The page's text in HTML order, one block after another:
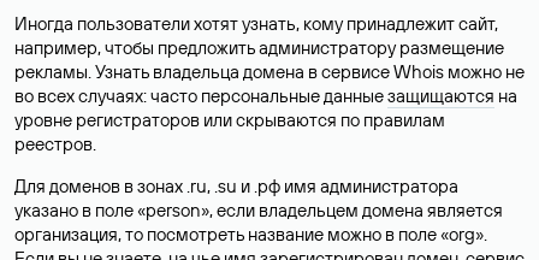
Иногда пользователи хотят узнать, кому принадлежит сайт,
например, чтобы предложить администратору размещение
рекламы. Узнать владельца домена в сервисе Whois можно не
во всех случаях: часто персональные данныезащищаются на
уровне регистраторов или скрываются по правилам
реестров.
Для доменов в зонах .ru, .su и .рф имя администратора
указано в поле «person», если владельцем домена является
организация, то посмотреть название можно в поле «org».